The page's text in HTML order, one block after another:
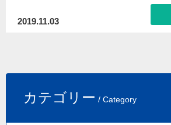
2019.11.03
カテゴリー / Category